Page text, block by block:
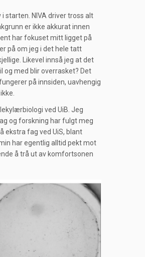
starten. NIVA driver tross alt
er ikke akkurat innen
har fokuset mitt ligget på
på om jeg i det hele tatt
Likevel innså jeg at det
og med blir overrasket? Det
på innsiden, uavhengig
ved UiB. Jeg
og forskning har fulgt meg
ekstra fag ved UiS, blant
har egentlig alltid pekt mot
å trå ut av komfortsonen